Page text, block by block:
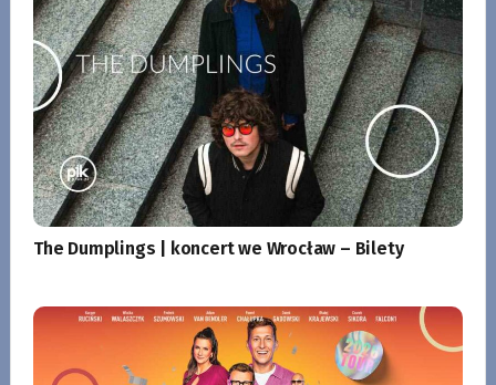
The Dumplings | koncert we Wrocław – Bilety